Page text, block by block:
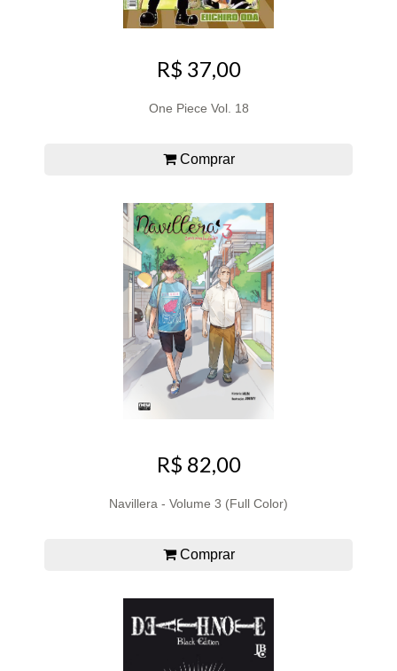
R$ 37,00
One Piece Vol. 18
Comprar
R$ 82,00
Navillera - Volume 3 (Full Color)
Comprar